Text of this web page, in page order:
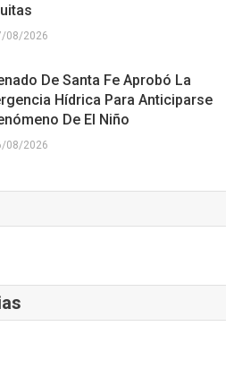
08/2026
De Santa Fe Aprobó La
Hídrica Para Anticiparse
De El Niño
08/2026